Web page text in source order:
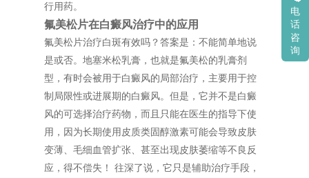
行用药。
氟美松片在白癜风治疗中的应用
氟美松片治疗白斑有效吗？答案是：不能简单地说
是或否。地塞米松乳膏，也就是氟美松的乳膏剂
型，有时会被用于白癜风的局部治疗，主要用于控
制局限性或进展期的白癜风。但是，它并不是白癜
风的可选择治疗药物，而且只能在医生的指导下使
用，因为长期使用皮质类固醇激素可能会导致皮肤
变薄、毛细血管扩张、甚至出现皮肤萎缩等不良反
应，得不偿失！ 往深了说，它只是辅助治疗手段，
电
话
咨
询